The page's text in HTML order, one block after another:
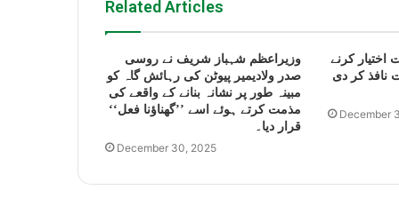
Related Articles
وزیراعظم شہباز شریف نے روسی
صدر ولادیمیر پیوٹن کی رہائش گاہ کو
مبینہ طور پر نشانہ بنانے کے واقعے کی
مذمت کرتے ہوئے اسے ’’گھناؤنا فعل‘‘
قرار دیا۔
December 30, 2025
اختیار کرنے
نافذ کر دی
December